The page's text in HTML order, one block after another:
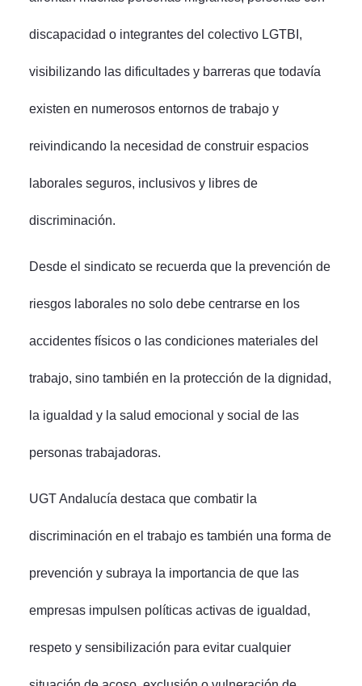
discapacidad o integrantes del colectivo LGTBI,
visibilizando las dificultades y barreras que todavía
existen en numerosos entornos de trabajo y
reivindicando la necesidad de construir espacios
laborales seguros, inclusivos y libres de
discriminación.
Desde el sindicato se recuerda que la prevención de
riesgos laborales no solo debe centrarse en los
accidentes físicos o las condiciones materiales del
trabajo, sino también en la protección de la dignidad,
la igualdad y la salud emocional y social de las
personas trabajadoras.
UGT Andalucía destaca que combatir la
discriminación en el trabajo es también una forma de
prevención y subraya la importancia de que las
empresas impulsen políticas activas de igualdad,
respeto y sensibilización para evitar cualquier